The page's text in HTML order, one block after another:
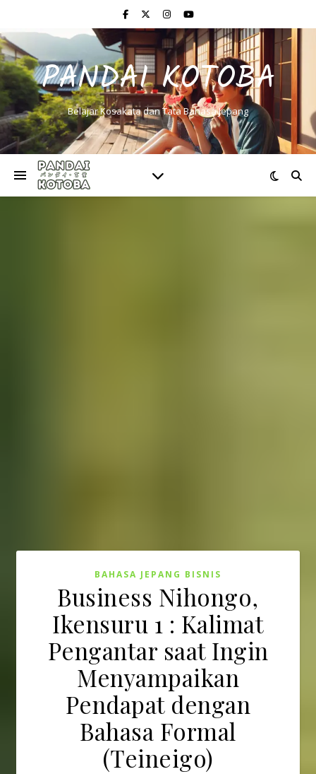
PANDAI KOTOBA
Belajar Kosakata dan Tata Bahasa Jepang
BAHASA JEPANG BISNIS
Business Nihongo,
Ikensuru 1 : Kalimat
Pengantar saat Ingin
Menyampaikan
Pendapat dengan
Bahasa Formal
(Teineigo)